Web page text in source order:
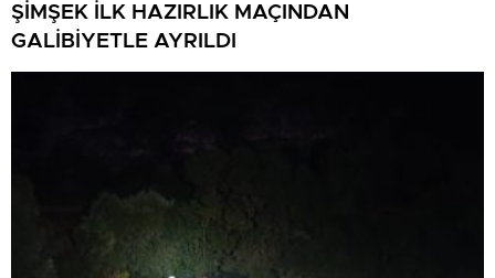
ŞİMŞEK İLK HAZIRLIK MAÇINDAN
GALİBİYETLE AYRILDI